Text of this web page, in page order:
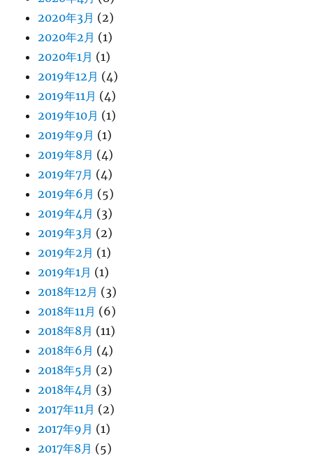
2020年3月 (2)
2020年2月 (1)
2020年1月 (1)
2019年12月 (4)
2019年11月 (4)
2019年10月 (1)
2019年9月 (1)
2019年8月 (4)
2019年7月 (4)
2019年6月 (5)
2019年4月 (3)
2019年3月 (2)
2019年2月 (1)
2019年1月 (1)
2018年12月 (3)
2018年11月 (6)
2018年8月 (11)
2018年6月 (4)
2018年5月 (2)
2018年4月 (3)
2017年11月 (2)
2017年9月 (1)
2017年8月 (5)